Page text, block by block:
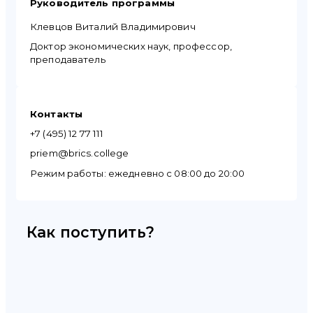
Руководитель программы
Клевцов Виталий Владимирович
Доктор экономических наук, профессор,
преподаватель
Контакты
+7 (495) 12 77 111
priem@brics.college
Режим работы: ежедневно с 08:00 до 20:00
Как поступить?